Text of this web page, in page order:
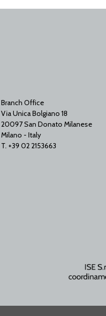
Branch Office
Via Unica Bolgiano 18
20097 San Donato Milanese
Milano - Italy
T. +39 02 2153663